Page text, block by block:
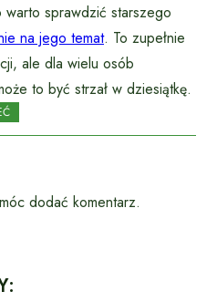
sprawdzić starszego
na jego temat. To zupełnie
ale dla wielu osób
to być strzał w dziesiątkę.
dodać komentarz.